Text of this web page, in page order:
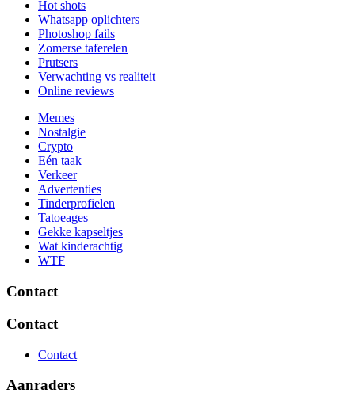
Hot shots
Whatsapp oplichters
Photoshop fails
Zomerse taferelen
Prutsers
Verwachting vs realiteit
Online reviews
Memes
Nostalgie
Crypto
Eén taak
Verkeer
Advertenties
Tinderprofielen
Tatoeages
Gekke kapseltjes
Wat kinderachtig
WTF
Contact
Contact
Contact
Aanraders